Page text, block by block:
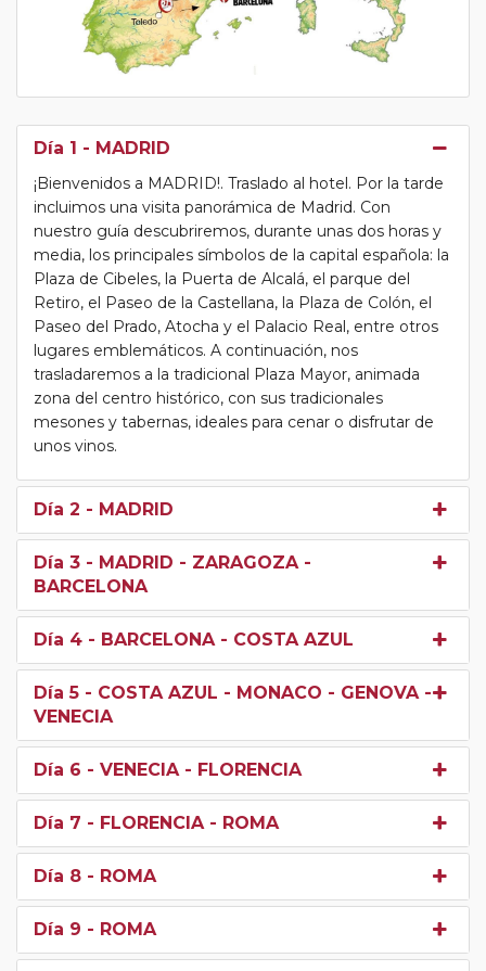
Día 1 - MADRID
¡Bienvenidos a MADRID!. Traslado al hotel. Por la tarde
incluimos una visita panorámica de Madrid. Con
nuestro guía descubriremos, durante unas dos horas y
media, los principales símbolos de la capital española: la
Plaza de Cibeles, la Puerta de Alcalá, el parque del
Retiro, el Paseo de la Castellana, la Plaza de Colón, el
Paseo del Prado, Atocha y el Palacio Real, entre otros
lugares emblemáticos. A continuación, nos
trasladaremos a la tradicional Plaza Mayor, animada
zona del centro histórico, con sus tradicionales
mesones y tabernas, ideales para cenar o disfrutar de
unos vinos.
Día 2 - MADRID
Día 3 - MADRID - ZARAGOZA -
BARCELONA
Día 4 - BARCELONA - COSTA AZUL
Día 5 - COSTA AZUL - MONACO - GENOVA -
VENECIA
Día 6 - VENECIA - FLORENCIA
Día 7 - FLORENCIA - ROMA
Día 8 - ROMA
Día 9 - ROMA